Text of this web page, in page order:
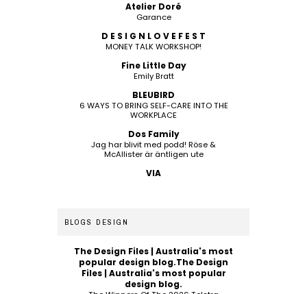
Atelier Doré
Garance
D E S I G N L O V E F E S T
MONEY TALK WORKSHOP!
Fine Little Day
Emily Bratt
BLEUBIRD
6 WAYS TO BRING SELF-CARE INTO THE
WORKPLACE
Dos Family
Jag har blivit med podd! Röse &
McAllister är äntligen ute
VIA
BLOGS DESIGN
The Design Files | Australia's most
popular design blog.The Design
Files | Australia's most popular
design blog.